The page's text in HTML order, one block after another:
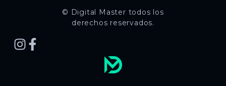
© Digital Master todos los
derechos reservados.